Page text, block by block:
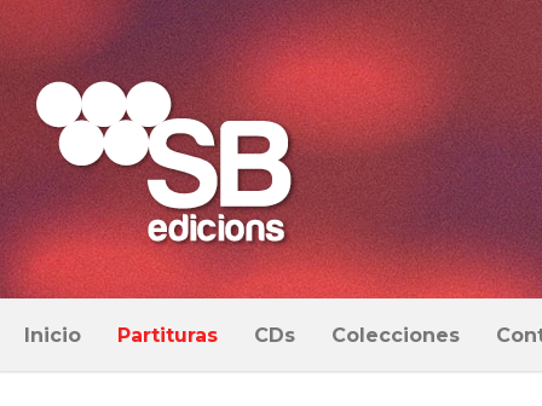
Inicio Partituras CDs Colecciones